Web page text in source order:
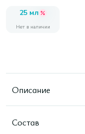
25 мл
Нет в наличии
Описание
Состав